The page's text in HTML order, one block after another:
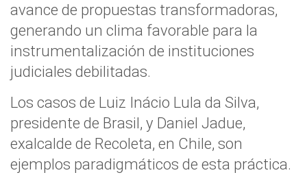
avance de propuestas transformadoras,
generando un clima favorable para la
instrumentalización de instituciones
judiciales debilitadas.
Los casos de Luiz Inácio Lula da Silva,
presidente de Brasil, y Daniel Jadue,
exalcalde de Recoleta, en Chile, son
ejemplos paradigmáticos de esta práctica.